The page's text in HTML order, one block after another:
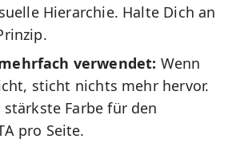
Hierarchie. Halte Dich an
verwendet: Wenn
sticht nichts mehr hervor.
stärkste Farbe für den
pro Seite.